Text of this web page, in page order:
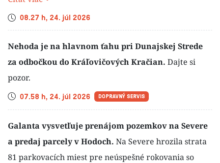
Čas
08.27 h, 24. júl 2026
Čas
07.58 h, 24. júl 2026 DOPRAVNÝ SERVIS
Nehoda je na hlavnom ťahu pri Dunajskej Strede
za odbočkou do Kráľovičových Kračian. Dajte si
pozor.
Galanta vysvetľuje prenájom pozemkov na Severe
a predaj parcely v Hodoch. Na Severe hrozila strata
81 parkovacích miest pre neúspešné rokovania so